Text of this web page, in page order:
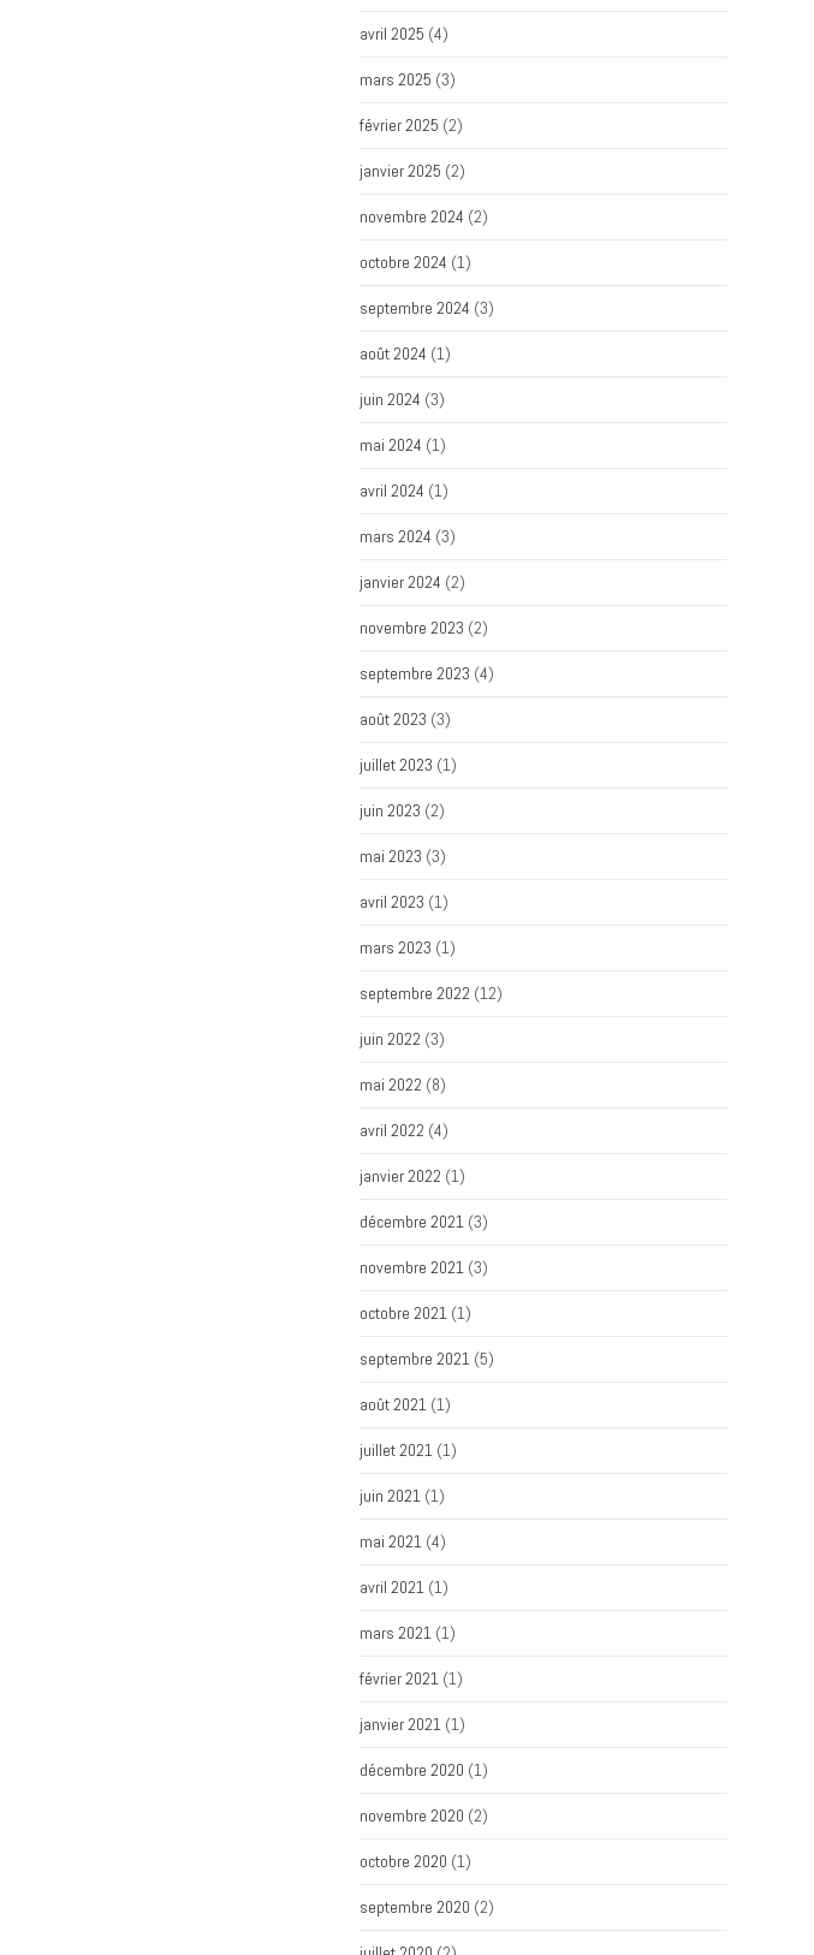
avril 2025 (4)
mars 2025 (3)
février 2025 (2)
janvier 2025 (2)
novembre 2024 (2)
octobre 2024 (1)
septembre 2024 (3)
août 2024 (1)
juin 2024 (3)
mai 2024 (1)
avril 2024 (1)
mars 2024 (3)
janvier 2024 (2)
novembre 2023 (2)
septembre 2023 (4)
août 2023 (3)
juillet 2023 (1)
juin 2023 (2)
mai 2023 (3)
avril 2023 (1)
mars 2023 (1)
septembre 2022 (12)
juin 2022 (3)
mai 2022 (8)
avril 2022 (4)
janvier 2022 (1)
décembre 2021 (3)
novembre 2021 (3)
octobre 2021 (1)
septembre 2021 (5)
août 2021 (1)
juillet 2021 (1)
juin 2021 (1)
mai 2021 (4)
avril 2021 (1)
mars 2021 (1)
février 2021 (1)
janvier 2021 (1)
décembre 2020 (1)
novembre 2020 (2)
octobre 2020 (1)
septembre 2020 (2)